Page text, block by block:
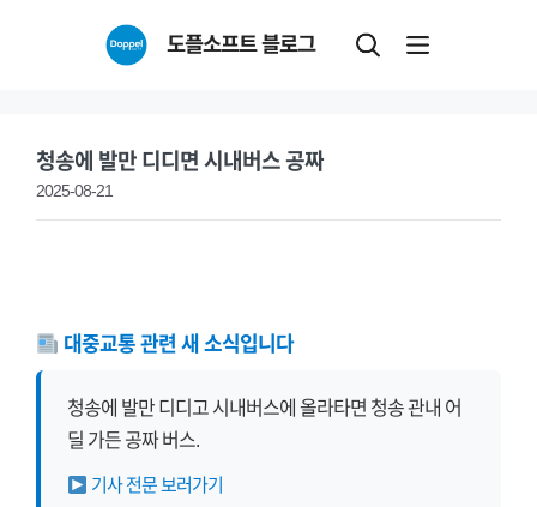
도플소프트 블로그
청송에 발만 디디면 시내버스 공짜
2025-08-21
대중교통 관련 새 소식입니다
청송에 발만 디디고 시내버스에 올라타면 청송 관내 어
딜 가든 공짜 버스.
기사 전문 보러가기